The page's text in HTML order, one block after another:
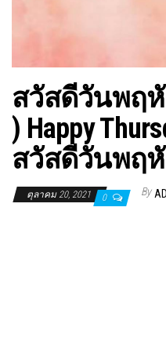
สวัสดีวันพฤหั
) Happy
สวัสดีวันพฤ
ตุลาคม 20, 2021 0 By